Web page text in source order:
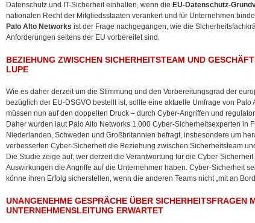
Datenschutz und IT-Sicherheit einhalten, wenn die EU-Datenschutz-
nationalen Recht der Mitgliedsstaaten verankert und für Unternehmen
Palo Alto Networks ist der Frage nachgegangen, wie die
Anforderungen seitens der EU vorbereitet sind.
BEZIEHUNG ZWISCHEN SICHERHEITSTEAM UND
LUPE
Wie es daher derzeit um die Stimmung und den Vorbereitungsgrad der
bezüglich der EU-DSGVO bestellt ist, sollte eine aktuelle Umfrage von
müssen nun auf den doppelten Druck – durch Cyber-Angriffen und
Daher wurden laut Palo Alto Networks 1.000 Cyber-Sicherheitsexperten in
Niederlanden, Schweden und Großbritannien befragt, insbesondere um
verbesserten Cyber-Sicherheit die Beziehung zwischen Sicherheitsteam
Die Studie zeige auf, wer derzeit die Verantwortung für die Cyber-
Auswirkungen die Angriffe auf die Unternehmen haben. Cyber-Sicherheit
könne ihren Erfolg sicherstellen, wenn die anderen Teams nicht „mit an
UNANGENEHME GESPRÄCHE ÜBER SICHERHEITSFRAGEN
UNTERNEHMENSLEITUNG ERWARTET